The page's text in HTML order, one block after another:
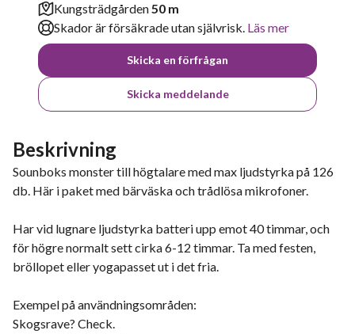
Kungsträdgården50 m
Skador är försäkrade utan självrisk. Läs mer
Skicka en förfrågan
Skicka meddelande
Beskrivning
Sounboks monster till högtalare med max ljudstyrka på 126
db. Här i paket med bärväska och trådlösa mikrofoner.
Har vid lugnare ljudstyrka batteri upp emot 40 timmar, och
för högre normalt sett cirka 6-12 timmar. Ta med festen,
bröllopet eller yogapasset ut i det fria.
Exempel på användningsområden:
Skogsrave? Check.